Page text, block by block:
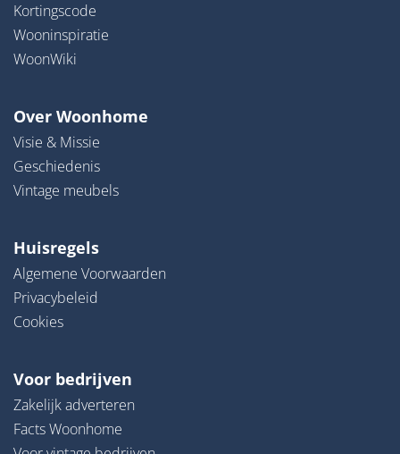
Kortingscode
Wooninspiratie
WoonWiki
Over Woonhome
Visie & Missie
Geschiedenis
Vintage meubels
Huisregels
Algemene Voorwaarden
Privacybeleid
Cookies
Voor bedrijven
Zakelijk adverteren
Facts Woonhome